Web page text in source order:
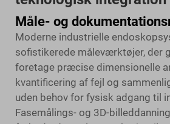
Måle- og
Moderne industrielle
sofistikerede måleværktøjer, der
foretage præcise dimensionelle
kvantificering af fejl og
uden behov for fysisk adgang til
Fasemålings- og 3D-